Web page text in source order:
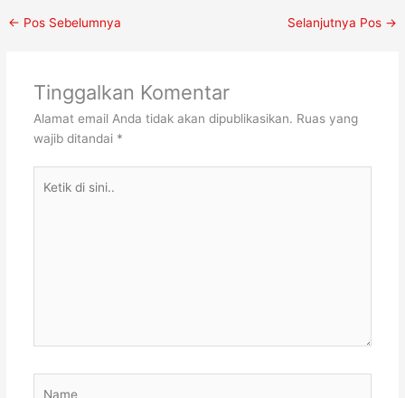
← Pos Sebelumnya Selanjutnya Pos →
Tinggalkan Komentar
Alamat email Anda tidak akan dipublikasikan. Ruas yang
wajib ditandai *